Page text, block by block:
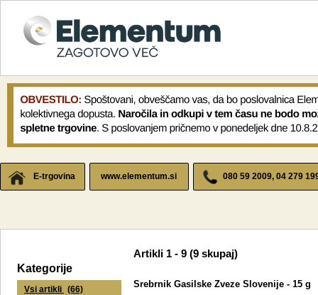
E-trgovina www.elementum.si 080 59 2009, 04 279
Kategorije
Vsi artikli (66)
Artikli 1 - 9 (9skupaj)
Srebrnik Gasilske Zveze Slovenije - 15 g